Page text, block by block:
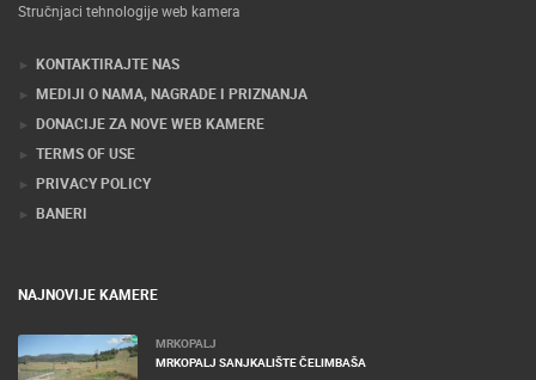
Stručnjaci tehnologije web kamera
KONTAKTIRAJTE NAS
MEDIJI O NAMA, NAGRADE I PRIZNANJA
DONACIJE ZA NOVE WEB KAMERE
TERMS OF USE
PRIVACY POLICY
BANERI
NAJNOVIJE KAMERE
MRKOPALJ
MRKOPALJ SANJKALIŠTE ČELIMBAŠA